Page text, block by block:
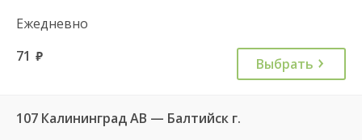
Ежедневно
71 руб. Выбрать
107 Калининград АВ — Балтийск г.